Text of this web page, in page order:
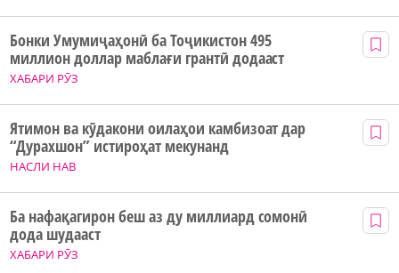
ХАБАРИ РӮЗ
Бонки Умумиҷаҳонӣ ба Тоҷикистон 495
миллион доллар маблағи грантӣ додааст
НАСЛИ НАВ
Ятимон ва кӯдакони оилаҳои камбизоат дар
“Дурахшон” истироҳат мекунанд
ХАБАРИ РӮЗ
Ба нафақагирон беш аз ду миллиард сомонӣ
дода шудааст